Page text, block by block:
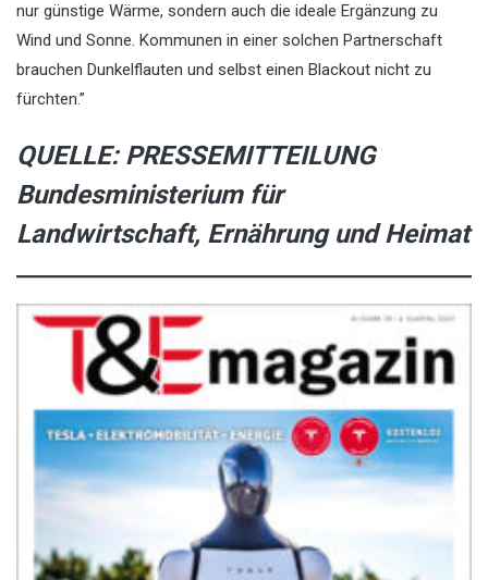
nur günstige Wärme, sondern auch die ideale Ergänzung zu
Wind und Sonne. Kommunen in einer solchen Partnerschaft
brauchen Dunkelflauten und selbst einen Blackout nicht zu
fürchten.”
QUELLE: PRESSEMITTEILUNG
Bundesministerium für
Landwirtschaft, Ernährung und Heimat